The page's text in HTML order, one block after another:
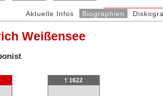
Aktuelle Infos Biographien
Weißensee
† 1622